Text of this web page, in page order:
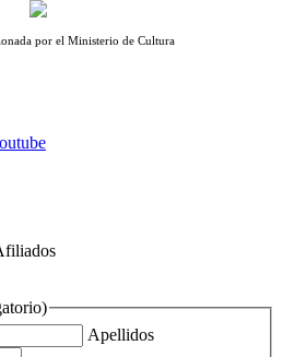
por el Ministerio de Cultura
Apellidos